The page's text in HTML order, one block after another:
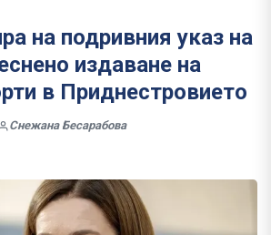
на подривния указ на
издаване на
в Приднестровието
Снежана Бесарабова